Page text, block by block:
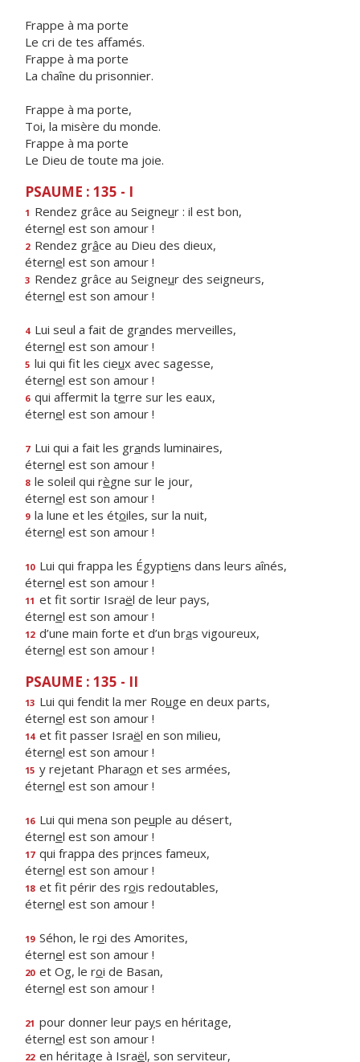
Frappe à ma porte
Le cri de tes affamés.
Frappe à ma porte
La chaîne du prisonnier.
Frappe à ma porte,
Toi, la misère du monde.
Frappe à ma porte
Le Dieu de toute ma joie.
PSAUME : 135 - I
1 Rendez grâce au Seigneur : il est bon,
éternel est son amour !
2 Rendez grâce au Dieu des dieux,
éternel est son amour !
3 Rendez grâce au Seigneur des seigneurs,
éternel est son amour !
4 Lui seul a fait de grandes merveilles,
éternel est son amour !
5 lui qui fit les cieux avec sagesse,
éternel est son amour !
6 qui affermit la terre sur les eaux,
éternel est son amour !
7 Lui qui a fait les grands luminaires,
éternel est son amour !
8 le soleil qui règne sur le jour,
éternel est son amour !
9 la lune et les étoiles, sur la nuit,
éternel est son amour !
10 Lui qui frappa les Égyptiens dans leurs aînés,
éternel est son amour !
11 et fit sortir Israël de leur pays,
éternel est son amour !
12 d’une main forte et d’un bras vigoureux,
éternel est son amour !
PSAUME : 135 - II
13 Lui qui fendit la mer Rouge en deux parts,
éternel est son amour !
14 et fit passer Israël en son milieu,
éternel est son amour !
15 y rejetant Pharaon et ses armées,
éternel est son amour !
16 Lui qui mena son peuple au désert,
éternel est son amour !
17 qui frappa des princes fameux,
éternel est son amour !
18 et fit périr des rois redoutables,
éternel est son amour !
19 Séhon, le roi des Amorites,
éternel est son amour !
20 et Og, le roi de Basan,
éternel est son amour !
21 pour donner leur pays en héritage,
éternel est son amour !
22 en héritage à Israël, son serviteur,